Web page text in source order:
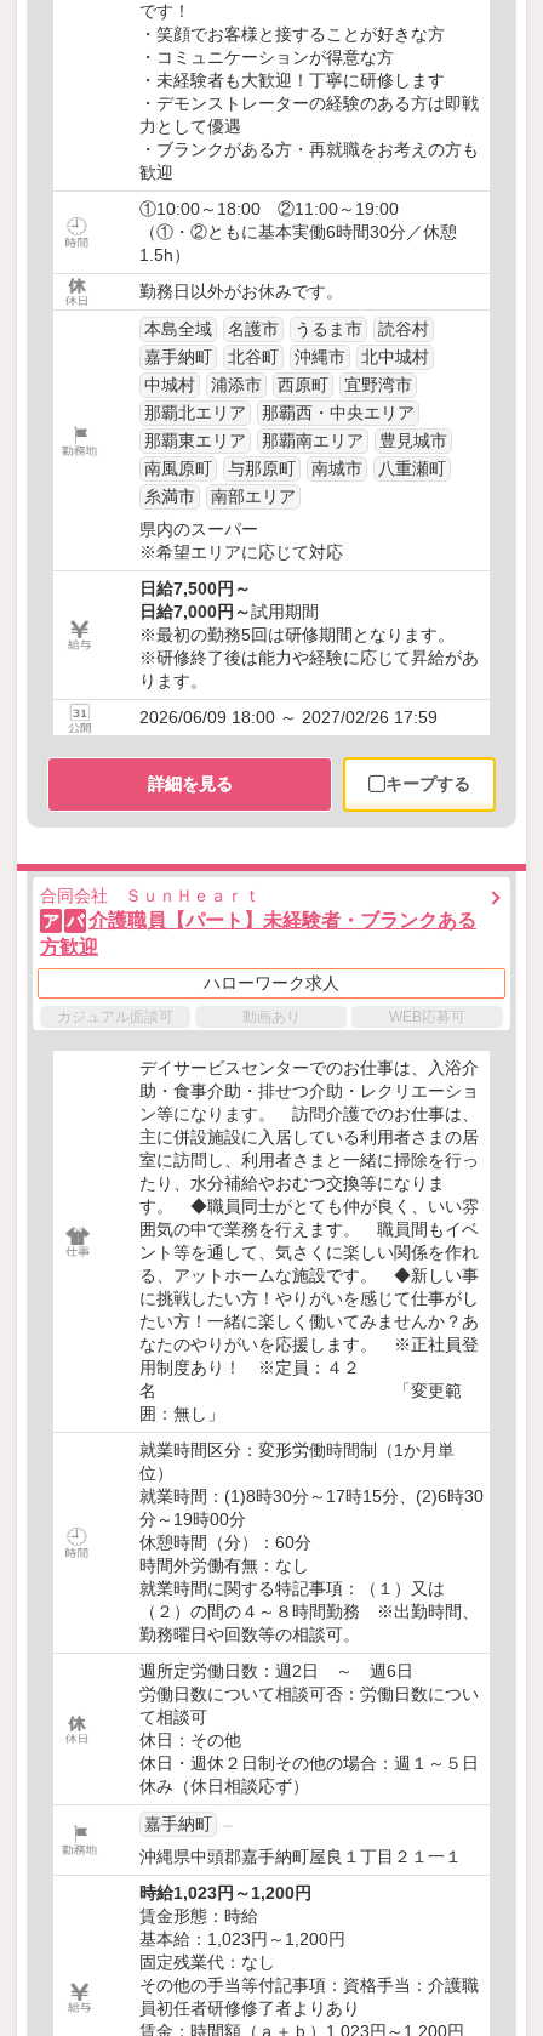
です！
・笑顔でお客様と接することが好きな方
・コミュニケーションが得意な方
・未経験者も大歓迎！丁寧に研修します
・デモンストレーターの経験のある方は即戦
力として優遇
・ブランクがある方・再就職をお考えの方も
歓迎
①10:00～18:00 ②11:00～19:00
（①・②ともに基本実働6時間30分／休憩
1.5h）
勤務日以外がお休みです。
本島全域
名護市 うるま市
読谷村
嘉手納町
北谷町 沖縄市
北中城村
中城村
浦添市 西原町
宜野湾市
那覇北エリア
那覇西・中央エリア
那覇東エリア
那覇南エリア
豊見城市
南風原町
与那原町 南城市
八重瀬町
糸満市
南部エリア
県内のスーパー
※希望エリアに応じて対応
日給7,500円～
日給7,000円～試用期間
※最初の勤務5回は研修期間となります。
※研修終了後は能力や経験に応じて昇給があ
ります。
2026/06/09 18:00 ～ 2027/02/26 17:59
詳細を見る キープする
合同会社 ＳｕｎＨｅａｒｔ
ア パ 介護職員【パート】未経験者・ブランクある
方歓迎
ハローワーク求人
カジュアル面談可 動画あり WEB応募可
デイサービスセンターでのお仕事は、入浴介
助・食事介助・排せつ介助・レクリエーショ
ン等になります。 訪問介護でのお仕事は、
主に併設施設に入居している利用者さまの居
室に訪問し、利用者さまと一緒に掃除を行っ
たり、水分補給やおむつ交換等になりま
す。 ◆職員同士がとても仲が良く、いい雰
囲気の中で業務を行えます。 職員間もイベ
ント等を通して、気さくに楽しい関係を作れ
る、アットホームな施設です。 ◆新しい事
に挑戦したい方！やりがいを感じて仕事がし
たい方！一緒に楽しく働いてみませんか？あ
なたのやりがいを応援します。 ※正社員登
用制度あり！ ※定員：４２
名 「変更範
囲：無し」
就業時間区分：変形労働時間制（1か月単
位）
就業時間：(1)8時30分～17時15分、(2)6時30
分～19時00分
休憩時間（分）：60分
時間外労働有無：なし
就業時間に関する特記事項：（１）又は
（２）の間の４～８時間勤務 ※出勤時間、
勤務曜日や回数等の相談可。
週所定労働日数：週2日 ～ 週6日
労働日数について相談可否：労働日数につい
て相談可
休日：その他
休日・週休２日制その他の場合：週１～５日
休み（休日相談応ず）
嘉手納町
沖縄県中頭郡嘉手納町屋良１丁目２１一１
時給1,023円～1,200円
賃金形態：時給
基本給：1,023円～1,200円
固定残業代：なし
その他の手当等付記事項：資格手当：介護職
員初任者研修修了者よりあり
賃金：時間額（ａ＋ｂ）1,023円～1,200円